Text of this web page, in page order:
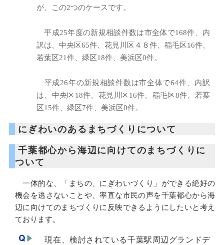
が、この2つのケースです。
平成25年度の新規相談件数は市全体で168件、内
訳は、中央区65件、花見川区４８件、稲毛区16件、
若葉区21件、緑区18件、美浜区0件。
平成26年の新規相談件数は市全体で64件、内訳
は、中央区18件、花見川区16件、稲毛区8件、若葉
区15件、緑区7件、美浜区0件。
にぎわいのあるまちづくりについて
千葉都心から海辺に向けてのまちづくりに
ついて
一体的な、「まちの、にぎわいづくり」ができる絶好の
機会を逃さないことや、率直な市民の声を千葉都心から海
辺に向けてのまちづくりに反映できるようにしたいと考え
ております。
現在、検討されている千葉駅周辺グランドデ